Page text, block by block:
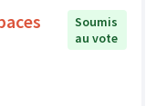
Soumis
au vote